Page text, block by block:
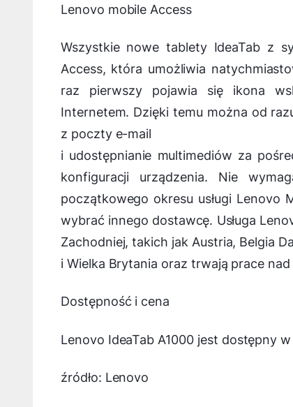
Lenovo mobile Access
Wszystkie nowe tablety IdeaTab z
Access, która umożliwia
raz pierwszy pojawia się ikona
Internetem. Dzięki temu można od
z poczty e-mail
i udostępnianie multimediów za
konfiguracji urządzenia. Nie
początkowego okresu usługi Lenovo
wybrać innego dostawcę. Usługa
Zachodniej, takich jak Austria, Belgia
i Wielka Brytania oraz trwają prace
Dostępność i cena
Lenovo IdeaTab A1000 jest dostępny
źródło: Lenovo